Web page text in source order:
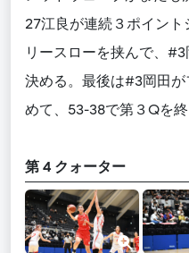
27江良が連続３ポイン
リースローを挟んで、
決める。最後は#3岡田
めて、53-38で第３Qを終
第 4 クォーター